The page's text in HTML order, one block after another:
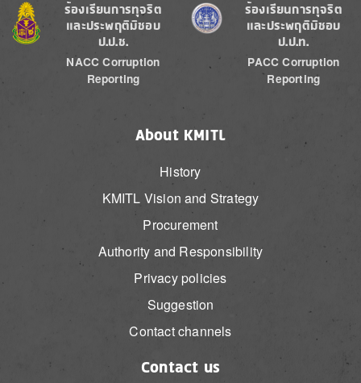
Image
ร้องเรียนการทุจริต
และประพฤติมิชอบ
ป.ป.ช.
NACC Corruption
Reporting
Image
ร้องเรียนการทุจริต
และประพฤติมิชอบ
ป.ป.ท.
PACC Corruption
Reporting
About KMITL
History
KMITL Vision and Strategy
Procurement
Authority and Responsibility
Privacy policies
Suggestion
Contact channels
Contact us